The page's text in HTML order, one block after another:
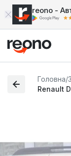
reono -
Головна/
Renault